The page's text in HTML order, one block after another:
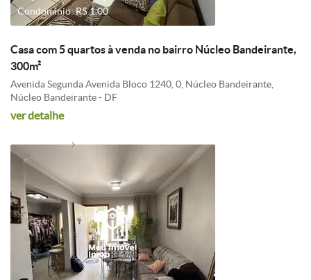
Condomínio: R$ 1,00
Casa com 5 quartos à venda no bairro Núcleo Bandeirante,
300m²
Avenida Segunda Avenida Bloco 1240, 0, Núcleo Bandeirante,
Núcleo Bandeirante - DF
ver detalhe